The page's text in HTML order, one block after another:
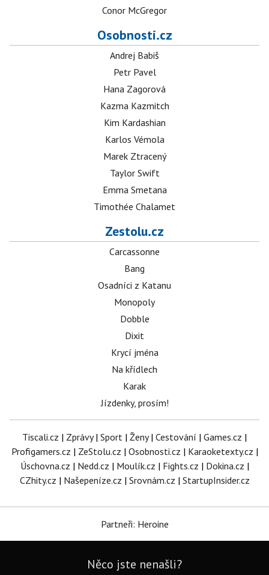
Conor McGregor
Osobnosti.cz
Andrej Babiš
Petr Pavel
Hana Zagorová
Kazma Kazmitch
Kim Kardashian
Karlos Vémola
Marek Ztracený
Taylor Swift
Emma Smetana
Timothée Chalamet
Zestolu.cz
Carcassonne
Bang
Osadníci z Katanu
Monopoly
Dobble
Dixit
Krycí jména
Na křídlech
Karak
Jízdenky, prosím!
Tiscali.cz | Zprávy| Sport | Ženy| Cestování | Games.cz |
Profigamers.cz | ZeStolu.cz | Osobnosti.cz | Karaoketexty.cz |
Úschovna.cz | Nedd.cz | Moulík.cz | Fights.cz | Dokina.cz |
CZhity.cz | Našepeníze.cz | Srovnám.cz | StartupInsider.cz
Partneři: Heroine
Něco jste nenašli?